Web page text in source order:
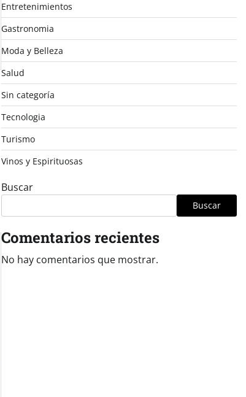
Entretenimientos
Gastronomia
Moda y Belleza
Salud
Sin categoría
Tecnologia
Turismo
Vinos y Espirituosas
Buscar
Buscar
Comentarios recientes
No hay comentarios que mostrar.